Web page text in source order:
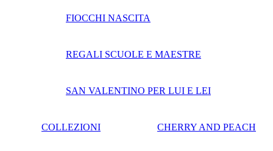
FIOCCHI NASCITA
REGALI SCUOLE E MAESTRE
SAN VALENTINO PER LUI E LEI
COLLEZIONI CHERRY AND PEACH